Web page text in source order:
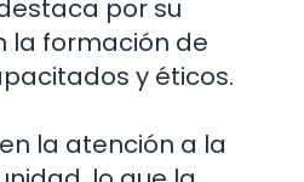
por su
la formación de
y éticos.
la atención a la